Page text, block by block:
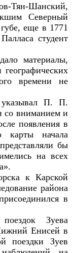
Тян-Шанский,
Северный
еще в 1771
студент
материалы,
времени не
П. П.
вниманием и
появления в
карты начала
бы
на всех
к Карской
района
в
Зуева
Енисей в
поездки Зуев